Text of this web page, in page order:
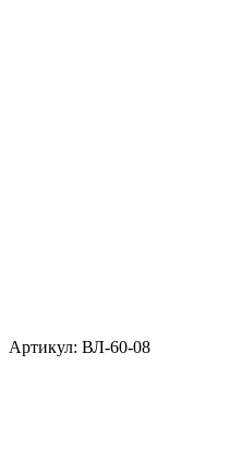
Артикул: ВЛ-60-08